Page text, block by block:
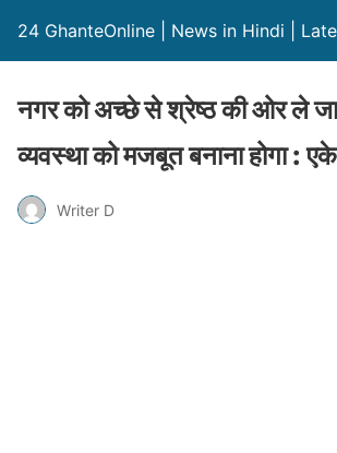
24 GhanteOnline | News in Hindi |
नगर को अच्छे से श्रेष्ठ की ओर ले
व्यवस्था को मजबूत बनाना होगा : एके
Writer D